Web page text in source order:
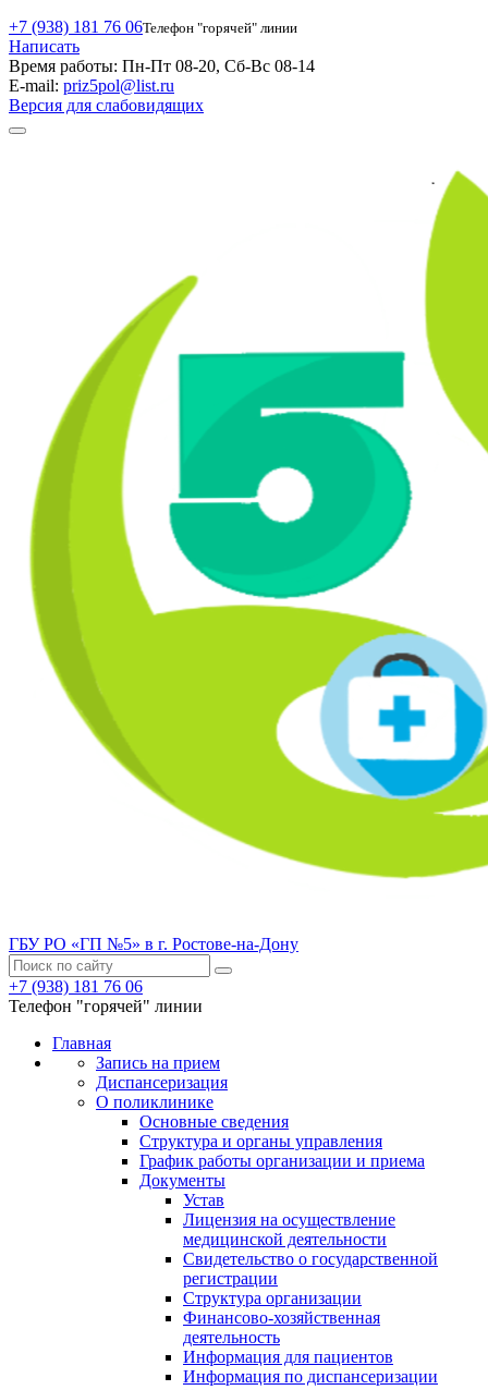
+7 (938) 181 76 06Телефон "горячей" линии
Написать
Время работы: Пн-Пт 08-20, Сб-Вс 08-14
E-mail: priz5pol@list.ru
Версия для слабовидящих
ГБУ РО «ГП №5» в г. Ростове-на-Дону
+7 (938) 181 76 06
Телефон "горячей" линии
Главная
Запись на прием
Диспансеризация
О поликлинике
Основные сведения
Структура и органы управления
График работы организации и приема
Документы
Устав
Лицензия на осуществление
медицинской деятельности
Свидетельство о государственной
регистрации
Структура организации
Финансово-хозяйственная
деятельность
Информация для пациентов
Информация по диспансеризации